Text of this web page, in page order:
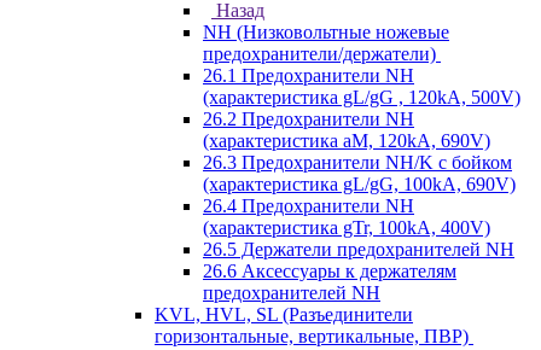
Назад
NH (Низковольтные ножевые
предохранители/держатели)
26.1 Предохранители NH
(характеристика gL/gG , 120kA, 500V)
26.2 Предохранители NH
(характеристика aM, 120kA, 690V)
26.3 Предохранители NH/K с бойком
(характеристика gL/gG, 100kA, 690V)
26.4 Предохранители NH
(характеристика gTr, 100kA, 400V)
26.5 Держатели предохранителей NH
26.6 Аксессуары к держателям
предохранителей NH
KVL, HVL, SL (Разъединители
горизонтальные, вертикальные, ПВР)